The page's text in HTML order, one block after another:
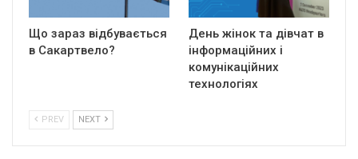
Що зараз відбувається
в Сакартвело?
День жінок та дівчат в
інформаційних і
комунікаційних
технологіях
PREV NEXT